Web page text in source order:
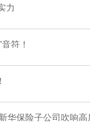
力
符！
华保险子公司吹响